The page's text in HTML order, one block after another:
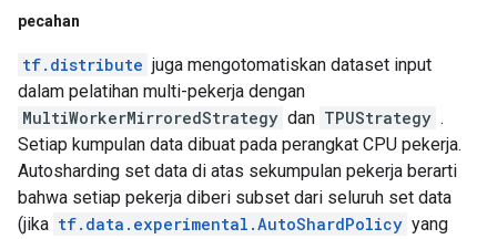
          type_id: TFT_FLOAT
        }
      }
    }
  }
pecahan
tf.distribute juga mengotomatiskan dataset input
dalam pelatihan multi-pekerja dengan
MultiWorkerMirroredStrategy dan TPUStrategy .
Setiap kumpulan data dibuat pada perangkat CPU pekerja.
Autosharding set data di atas sekumpulan pekerja berarti
bahwa setiap pekerja diberi subset dari seluruh set data
(jika tf.data.experimental.AutoShardPolicy yang